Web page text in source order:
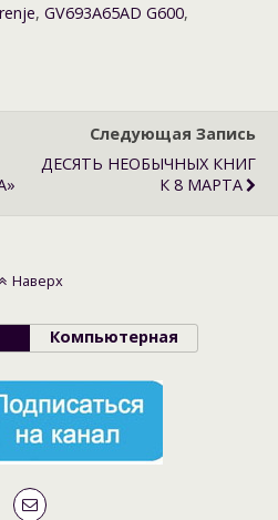
, GV693A65AD G600,
Следующая Запись
ДЕСЯТЬ НЕОБЫЧНЫХ КНИГ
К 8 МАРТА
Наверх
Компьютерная